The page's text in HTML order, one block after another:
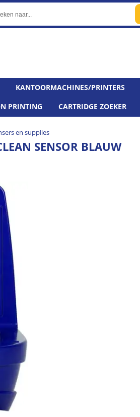
KANTOORMACHINES/PRINTERS
PRINTING CARTRIDGE ZOEKER
en supplies
SENSOR BLAUW